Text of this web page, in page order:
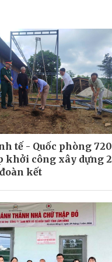
tế - Quốc phòng 720
khởi công xây dựng 2
kết